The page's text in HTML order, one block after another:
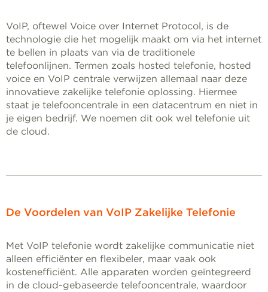
VoIP, oftewel Voice over Internet Protocol, is de
technologie die het mogelijk maakt om via het internet
te bellen in plaats van via de traditionele
telefoonlijnen. Termen zoals hosted telefonie, hosted
voice en VoIP centrale verwijzen allemaal naar deze
innovatieve zakelijke telefonie oplossing. Hiermee
staat je telefooncentrale in een datacentrum en niet in
je eigen bedrijf. We noemen dit ook wel telefonie uit
de cloud.
De Voordelen van VoIP Zakelijke Telefonie
Met VoIP telefonie wordt zakelijke communicatie niet
alleen efficiënter en flexibeler, maar vaak ook
kostenefficiënt. Alle apparaten worden geïntegreerd
in de cloud-gebaseerde telefooncentrale, waardoor